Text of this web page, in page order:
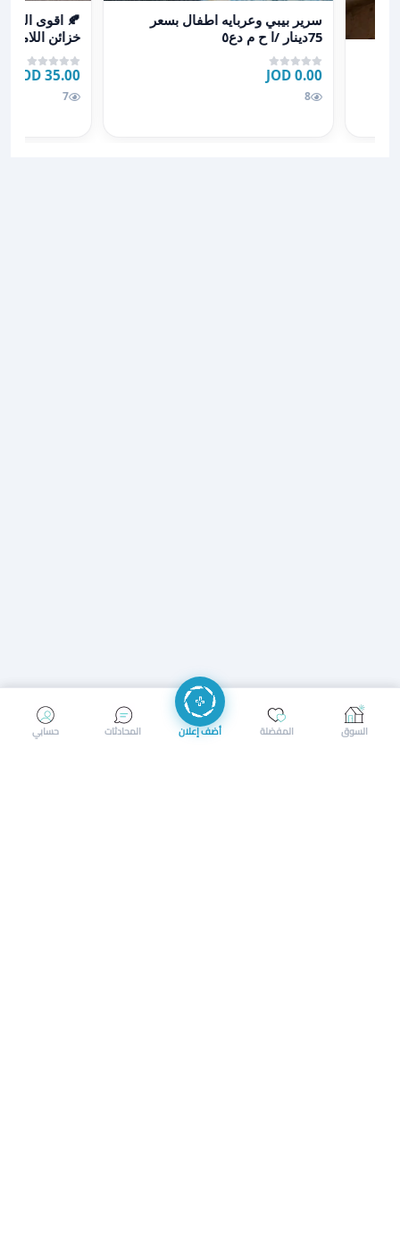
عرض تفاصيل سرير بيبي وعربايه اطفال بسعر 75دينار /ا ح م دع٥
سرير بيبي وعربايه اطفال بسعر
75دينار /ا ح م دع٥
0.00 JOD
8
عرض تفاصيل 🍂 اقوى
بضاعتنا
35.00 JOD
7
إرسال رسالة إجراء مكالمة
حسابي المحادثات أضف إعلان المفضلة السوق